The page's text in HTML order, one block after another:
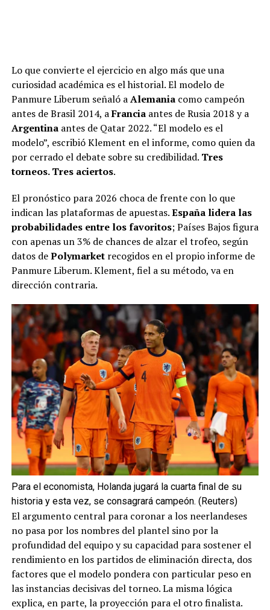
Lo que convierte el ejercicio en algo más que una
curiosidad académica es el historial. El modelo de
Panmure Liberum señaló aAlemania como campeón
antes de Brasil 2014, aFranciaantes de Rusia 2018 y a
Argentina antes de Qatar 2022. “El modelo es el
modelo”, escribió Klement en el informe, como quien da
por cerrado el debate sobre su credibilidad. Tres
torneos. Tres aciertos.
El pronóstico para 2026 choca de frente con lo que
indican las plataformas de apuestas.España lidera las
probabilidades entre los favoritos; Países Bajos figura
con apenas un 3% de chances de alzar el trofeo, según
datos dePolymarket recogidos en el propio informe de
Panmure Liberum. Klement, fiel a su método, va en
dirección contraria.
Para el economista, Holanda jugará la cuarta final de su
historia y esta vez, se consagrará campeón. (Reuters)
El argumento central para coronar a los neerlandeses
no pasa por los nombres del plantel sino por la
profundidad del equipo y su capacidad para sostener el
rendimiento en los partidos de eliminación directa, dos
factores que el modelo pondera con particular peso en
las instancias decisivas del torneo. La misma lógica
explica, en parte, la proyección para el otro finalista.